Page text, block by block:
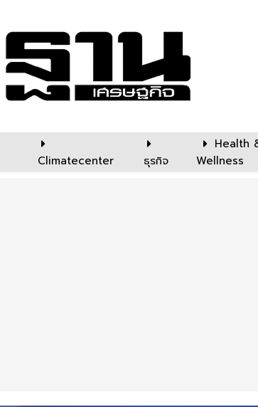
Climatecenter ธุรกิจ
Health
Wellness